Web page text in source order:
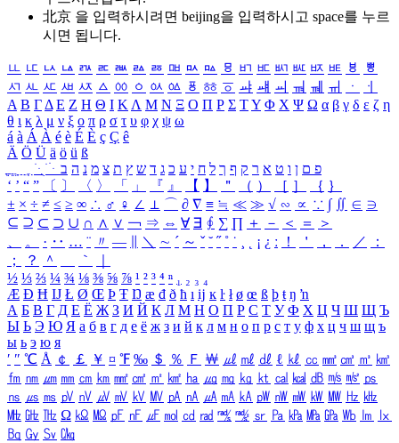
北京 을 입력하시려면 beijing을 입력하시고 space를 누르
시면 됩니다.
ㅥ ㅦ ㅧ ㅨ ㅩ ㅪ ㅫ ㅬ ㅭ ㅮ ㅯ ㅰ ㅱ ㅲ ㅳ ㅴ ㅵ ㅶ ㅷ ㅸ
ㅹ
ㅺ ㅻ ㅼ ㅽ ㅾ ㅿ ㆀ ㆁ ㆂ ㆃ ㆄ ㆅ ㆆ ㆇ ㆈ ㆉ ㆊ ㆋ ㆌ ㆍ
ㆎ
Α Β ΓΔ Ε Ζ Η Θ Ι ΚΛ Μ Ν Ξ Ο Π Ρ Σ ΤΥ Φ Χ Ψ Ω α β γ δ ε ζ η
θ ι κ λ μ ν ξ ο π ρ σ τ υ φ χ ψ ω
á à Á À é è É È ç Ç ê
Ä Ö Ü ä ö ü ß
ִֶֹ ֻּ ׁׂ פ ם ן ו ט א ר ק ף ך ל ח י ע כ ג ד ש ץ ת צ מ נ ה ב
‘ ’ “ ” 〔 〕 〈 〉 「 」 『 』 【 】 ＂ （ ） ［ ］ ｛ ｝
± × ÷ ≠ ≤ ≥ ∞ ∴ ♂ ♀ ∠ ⊥ ⌒ ∂ ∇ ≡ ≒ ≪ ≫ √ ∽ ∝ ∵ ∫ ∬ ∈ ∋
⊆ ⊇ ⊂ ⊃ ∪ ∩ ∧ ∨ ￢ ⇒ ⇔ ∀ ∃ ∮ ∑ ∏ ＋ － ＜ ＝
＞
、
。 · ‥ … ¨ 〃 ― ＼ ∼ ´ ～ ˇ ˘ ˝ ˚ ˙ ¸ ¡ ¿ ː ！ ＇ ， ． ／
：
；
？ ＾ ｀
½ ⅓ ⅔ ¼ ¾ ⅛ ⅜ ⅝ ⅞ ¹ ² ³ ⁴ ⁿ ₁ ₂ ₃ ₄
Æ Ð Ħ Ĳ Ł Ø Œ Þ Ŧ Ŋ æ đ ð ħ ı ĳ ĸ ŀ ł ø œ ß þ ŧ ŋ ŉ
А Б В Г Д Е Ё Ж З И Й К Л М Н О П Р С Т У Ф Х Ц Ч Ш Щ Ъ
Ы Ь Э Ю Я а б в г д е ё ж з и й к л м н о п р с т у ф х ц ч ш щ ъ
ы ь э ю я
′ ″ ℃ Å ￠ ￡ ￥ ¤ ℉ ‰ ＄ ％ Ｆ ￦ ㎕ ㎖ ㎗ ℓ ㎘ ㏄ ㎣ ㎤ ㎥ ㎦
㎙ ㎚ ㎛ ㎜ ㎝ ㎞ ㎟ ㎠ ㎡ ㎢ ㏊ ㎍ ㎎ ㎏ ㏏ ㎈ ㎉ ㏈ ㎧ ㎨ ㎰
㎱ ㎲ ㎳ ㎴ ㎵ ㎶ ㎷ ㎸ ㎹ ㎀ ㎁ ㎂ ㎃ ㎄ ㎺ ㎻ ㎽ ㎾ ㎿ ㎐ ㎑
㎒ ㎓ ㎔ Ω ㏀ ㏁ ㎊ ㎋ ㎌ ㏖ ㏅ ㎭ ㎮ ㎯ ㏛ ㎩ ㎪ ㎫ ㎬ ㏝ ㏐
㏓
㏃ ㏉ ㏜ ㏆